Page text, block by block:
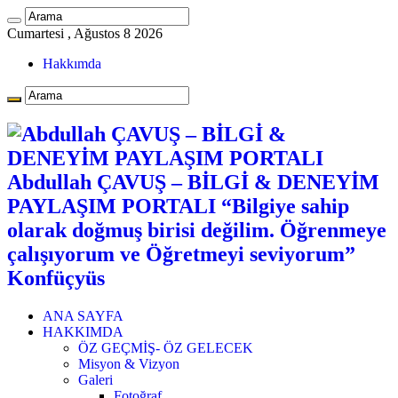
Cumartesi , Ağustos 8 2026
Hakkımda
Abdullah ÇAVUŞ – BİLGİ & DENEYİM
PAYLAŞIM PORTALI “Bilgiye sahip
olarak doğmuş birisi değilim. Öğrenmeye
çalışıyorum ve Öğretmeyi seviyorum”
Konfüçyüs
ANA SAYFA
HAKKIMDA
ÖZ GEÇMİŞ- ÖZ GELECEK
Misyon & Vizyon
Galeri